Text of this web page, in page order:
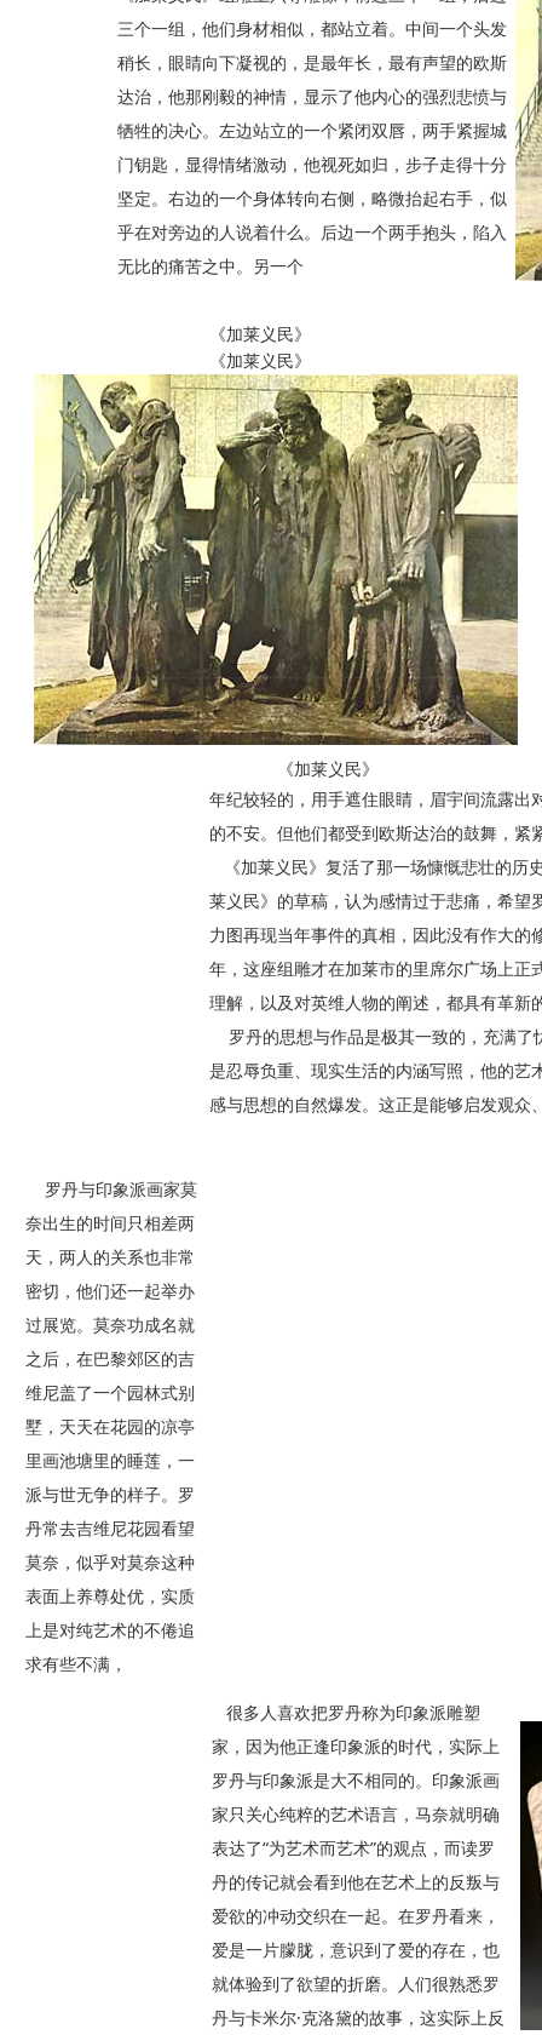
三个一组，他们身材相似，都站立着。中间一个头发
稍长，眼睛向下凝视的，是最年长，最有声望的欧斯
达治，他那刚毅的神情，显示了他内心的强烈悲愤与
牺牲的决心。左边站立的一个紧闭双唇，两手紧握城
门钥匙，显得情绪激动，他视死如归，步子走得十分
坚定。右边的一个身体转向右侧，略微抬起右手，似
乎在对旁边的人说着什么。后边一个两手抱头，陷入
无比的痛苦之中。另一个
《加莱义民》
《加莱义民》
《加莱义民》
年纪较轻的，用手遮住眼睛，眉宇间流露
的不安。但他们都受到欧斯达治的鼓舞，
《加莱义民》复活了那一场慷慨悲壮的历
莱义民》的草稿，认为感情过于悲痛，希
力图再现当年事件的真相，因此没有作大
年，这座组雕才在加莱市的里席尔广场上
理解，以及对英维人物的阐述，都具有革新
罗丹的思想与作品是极其一致的，充满了
是忍辱负重、现实生活的内涵写照，他的
感与思想的自然爆发。这正是能够启发观众
罗丹与印象派画家莫
奈出生的时间只相差两
天，两人的关系也非常
密切，他们还一起举办
过展览。莫奈功成名就
之后，在巴黎郊区的吉
维尼盖了一个园林式别
墅，天天在花园的凉亭
里画池塘里的睡莲，一
派与世无争的样子。罗
丹常去吉维尼花园看望
莫奈，似乎对莫奈这种
表面上养尊处优，实质
上是对纯艺术的不倦追
求有些不满，
很多人喜欢把罗丹称为印象派雕塑
家，因为他正逢印象派的时代，实际上
罗丹与印象派是大不相同的。印象派画
家只关心纯粹的艺术语言，马奈就明确
表达了“为艺术而艺术”的观点，而读罗
丹的传记就会看到他在艺术上的反叛与
爱欲的冲动交织在一起。在罗丹看来，
爱是一片朦胧，意识到了爱的存在，也
就体验到了欲望的折磨。人们很熟悉罗
丹与卡米尔·克洛黛的故事，这实际上反